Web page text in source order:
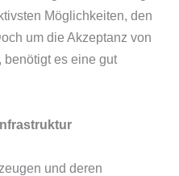
Möglichkeiten, den
um die Akzeptanz von
benötigt es eine gut
und deren